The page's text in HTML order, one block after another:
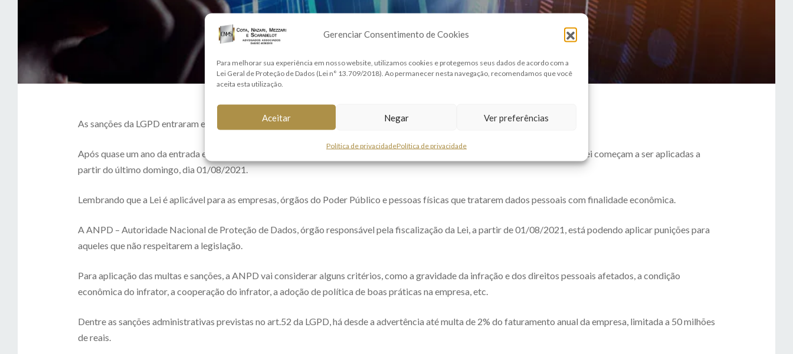
Gerenciar Consentimento de Cookies
Para melhorar sua experiência em nosso website, utilizamos cookies e protegemos seus dados de acordo com a
Lei Geral de Proteção de Dados (Lei n° 13.709/2018). Ao permanecer nesta navegação, recomendamos que você
aceita esta utilização.
Aceitar Negar Ver preferências
Política de privacidadePolítica de privacidade
As sanções da LGPD entraram em vigor a partir de Domingo (01 ago 21).
Após quase um ano da entrada em vigor da LGPD – Lei Geral de Proteção de Dados, as multas e demais punições previstas em Lei começam a ser aplicadas a
partir do último domingo, dia 01/08/2021.
Lembrando que a Lei é aplicável para as empresas, órgãos do Poder Público e pessoas físicas que tratarem dados pessoais com finalidade econômica.
A ANPD – Autoridade Nacional de Proteção de Dados, órgão responsável pela fiscalização da Lei, a partir de 01/08/2021, está podendo aplicar punições para
aqueles que não respeitarem a legislação.
Para aplicação das multas e sanções, a ANPD vai considerar alguns critérios, como a gravidade da infração e dos direitos pessoais afetados, a condição
econômica do infrator, a cooperação do infrator, a adoção de política de boas práticas na empresa, etc.
Dentre as sanções administrativas previstas no art.52 da LGPD, há desde a advertência até multa de 2% do faturamento anual da empresa, limitada a 50 milhões
de reais.